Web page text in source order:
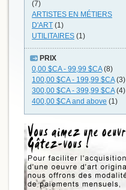
(7)
ARTISTES EN MÉTIERS
D'ART (1)
UTILITAIRES (1)
PRIX
0,00 $CA- 99,99 $CA(8)
100,00 $CA- 199,99 $CA(3)
300,00 $CA- 399,99 $CA(4)
400,00 $CAand above (1)